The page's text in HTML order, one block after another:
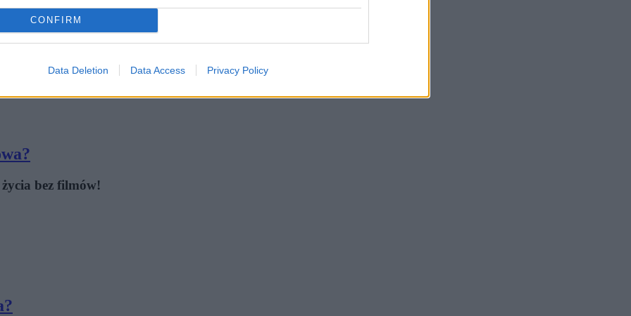
CONFIRM
Data Deletion Data Access Privacy Policy
na swojej drodze nie spotkać. Potrafisz ...
bez filmów!